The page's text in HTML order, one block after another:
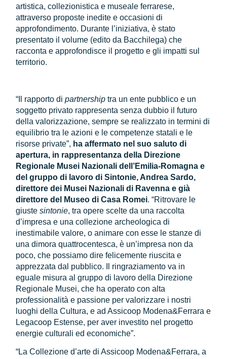
artistica, collezionistica e museale ferrarese,
attraverso proposte inedite e occasioni di
approfondimento. Durante l’iniziativa, è stato
presentato il volume (edito da Bacchilega) che
racconta e approfondisce il progetto e gli impatti sul
territorio.
“Il rapporto dipartnership tra un ente pubblico e un
soggetto privato rappresenta senza dubbio il futuro
della valorizzazione, sempre se realizzato in termini di
equilibrio tra le azioni e le competenze statali e le
risorse private”, ha affermato nel suo saluto di
apertura, in rappresentanza della Direzione
Regionale Musei Nazionali dell’Emilia-Romagna e
del gruppo di lavoro di Sintonie, Andrea Sardo,
direttore dei Musei Nazionali di Ravenna e già
direttore del Museo di Casa Romei. “Ritrovare le
giustesintonie, tra opere scelte da una raccolta
d’impresa e una collezione archeologica di
inestimabile valore, o animare con esse le stanze di
una dimora quattrocentesca, è un’impresa non da
poco, che possiamo dire felicemente riuscita e
apprezzata dal pubblico. Il ringraziamento va in
eguale misura al gruppo di lavoro della Direzione
Regionale Musei, che ha operato con alta
professionalità e passione per valorizzare i nostri
luoghi della Cultura, e ad Assicoop Modena&Ferrara e
Legacoop Estense, per aver investito nel progetto
energie culturali ed economiche”.
“La Collezione d’arte di Assicoop Modena&Ferrara, a